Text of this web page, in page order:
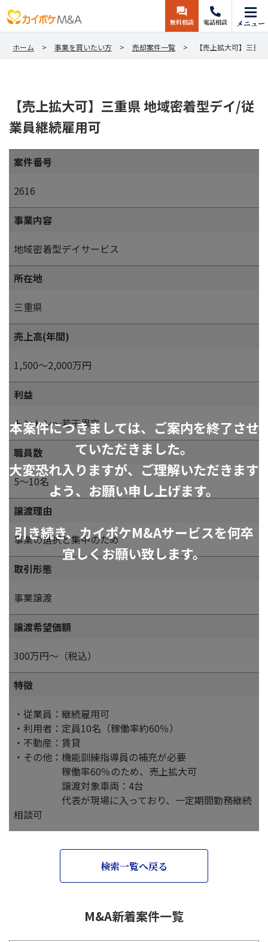
無料相談 電話相談 メニュー
ホーム 事業を買いたい方 売却案件一覧 【売上拡大可】三重
【売上拡大可】三重県 地域密着型デイ/従
業員継続雇用可
本案件につきましては、ご案内を終了させ
ていただきました。
大変恐れ入りますが、ご理解いただきます
よう、お願い申し上げます。
引き続き、カイポケM&Aサービスを何卒
宜しくお願い致します。
案件番号
2616
事業内容
地域密着型デイサービス
所在地
三重県
売上高(年間)
1,500～2,000万円
利益
トントン～若干黒字
職員数
5～10名
譲渡理由
事業の選択と集中のため
取引形態
事業譲渡
譲渡希望価額
300万円～（税込）
特徴
・従業員：継続雇用可
・利用者：定員10名（稼働率約60％）
・不動産：賃貸
・その他：機能訓練指導員の補充が必要
稼働率60％のため、売上拡大可
譲渡対象車両：4台
代表が現場に入っており、一定期間勤務継続
相談可
検索一覧へ戻る
M&A新着案件一覧